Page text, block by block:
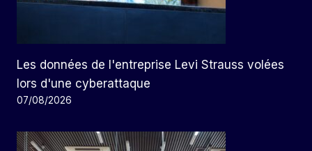
Les données de l'entreprise Levi Strauss volées
lors d'une cyberattaque
07/08/2026